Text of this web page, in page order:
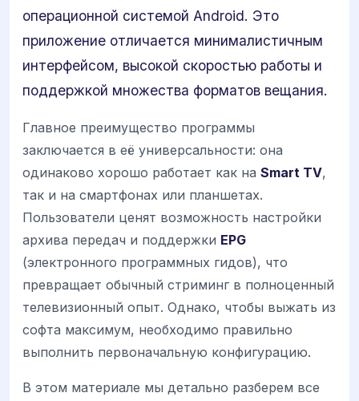
операционной системой Android. Это
приложение отличается минималистичным
интерфейсом, высокой скоростью работы и
поддержкой множества форматов вещания.
Главное преимущество программы
заключается в её универсальности: она
одинаково хорошо работает как на Smart TV,
так и на смартфонах или планшетах.
Пользователи ценят возможность настройки
архива передач и поддержки EPG
(электронного программных гидов), что
превращает обычный стриминг в полноценный
телевизионный опыт. Однако, чтобы выжать из
софта максимум, необходимо правильно
выполнить первоначальную конфигурацию.
В этом материале мы детально разберем все